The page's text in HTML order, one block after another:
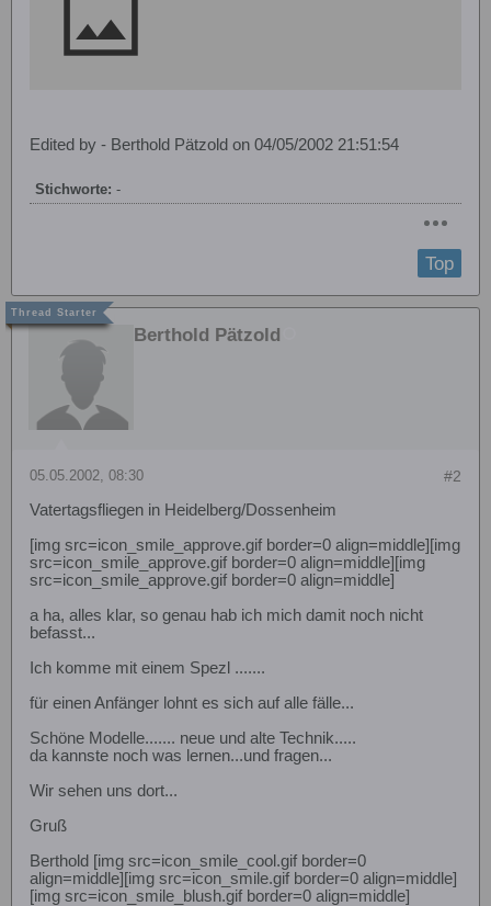
Edited by - Berthold Pätzold on 04/05/2002 21:51:54
Stichworte: -
Top
Berthold Pätzold
#2
05.05.2002, 08:30
Vatertagsfliegen in Heidelberg/Dossenheim
[img src=icon_smile_approve.gif border=0 align=middle][img
src=icon_smile_approve.gif border=0 align=middle][img
src=icon_smile_approve.gif border=0 align=middle]
a ha, alles klar, so genau hab ich mich damit noch nicht
befasst...
Ich komme mit einem Spezl .......
für einen Anfänger lohnt es sich auf alle fälle...
Schöne Modelle....... neue und alte Technik.....
da kannste noch was lernen...und fragen...
Wir sehen uns dort...
Gruß
Berthold [img src=icon_smile_cool.gif border=0
align=middle][img src=icon_smile.gif border=0 align=middle]
[img src=icon_smile_blush.gif border=0 align=middle]